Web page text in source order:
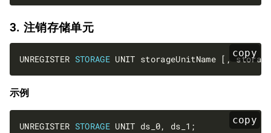
3. 注销存储单元
copy
UNREGISTER STORAGE UNIT storageUnitName [,
示例
copy
UNREGISTER STORAGE